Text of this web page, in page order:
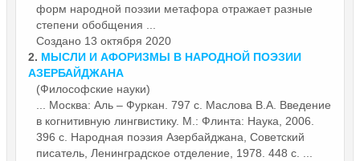
форм народной поэзии метафора отражает разные
степени обобщения ...
Создано 13 октября 2020
2. МЫСЛИ И АФОРИЗМЫ В НАРОДНОЙ ПОЭЗИИ
АЗЕРБАЙДЖАНА
(Философские науки)
... Москва: Аль – Фуркан. 797 с. Маслова В.А. Введение
в когнитивную лингвистику. М.: Флинта: Наука, 2006.
396 с. Народная поэзия Азербайджана , Советский
писатель, Ленинградское отделение, 1978. 448 с. ...